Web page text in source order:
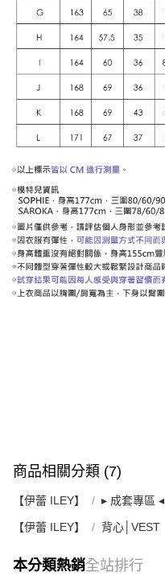
商品相關分類 (7)
【伊蕾 ILEY】 ▸ 成套專區 ◂
【伊蕾 ILEY】 背心│VEST
本分類熱銷全站排行